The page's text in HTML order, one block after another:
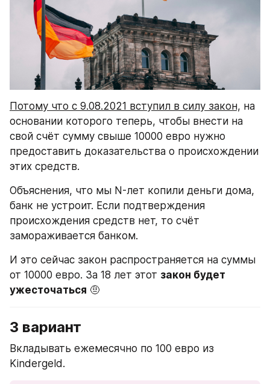
Потому что с 9.08.2021 вступил в силу закон, на
основании которого теперь, чтобы внести на
свой счёт сумму свыше 10000 евро нужно
предоставить доказательства о происхождении
этих средств.
Объяснения, что мы N-лет копили деньги дома,
банк не устроит. Если подтверждения
происхождения средств нет, то счёт
замораживается банком.
И это сейчас закон распространяется на суммы
от 10000 евро. За 18 лет этот закон будет
ужесточаться 🤨
3 вариант
Вкладывать ежемесячно по 100 евро из
Kindergeld.